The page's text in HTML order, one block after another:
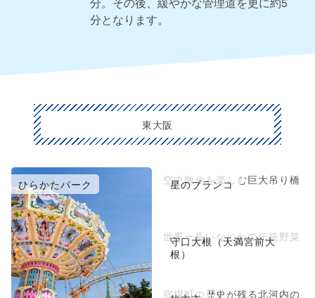
分となります。
東大阪
ひらかたパーク 星のブランコ
空中散歩を楽しむ巨大吊り橋
守口大根（天満宮前大
根）
世界一長いなにわの伝統野菜
宿場町の歴史が残る北河内の